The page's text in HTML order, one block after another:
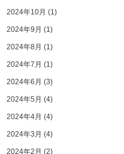
2024年10月 (1)
2024年9月 (1)
2024年8月 (1)
2024年7月 (1)
2024年6月 (3)
2024年5月 (4)
2024年4月 (4)
2024年3月 (4)
2024年2月 (2)